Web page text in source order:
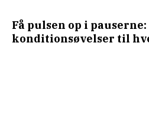
Få pulsen op i
konditionsøvelser til